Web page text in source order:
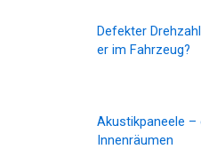
Defekter
er im Fahrzeug?
Akustikpaneele
Innenräumen